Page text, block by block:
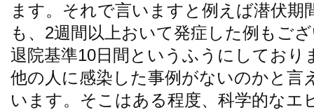
ます。それで言いますと例えば潜伏期
も、2週間以上おいて発症した例もご
退院基準10日間というふうにしており
他の人に感染した事例がないのかと言
います。そこはある程度、科学的なエ